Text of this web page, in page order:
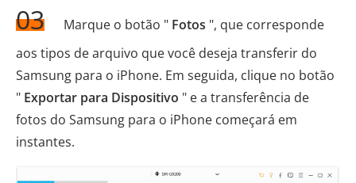
03 Marque o botão " Fotos ", que corresponde
aos tipos de arquivo que você deseja transferir do
Samsung para o iPhone. Em seguida, clique no botão
" Exportar para Dispositivo " e a transferência de
fotos do Samsung para o iPhone começará em
instantes.